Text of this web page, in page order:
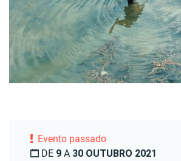
Evento passado
DE 9 A 30 OUTUBRO 2021